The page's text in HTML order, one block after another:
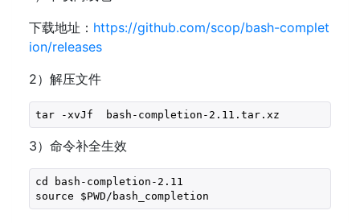
下载地址： https://github.com/scop/bash-complet
ion/releases
2）解压文件
tar -xvJf  bash-completion-2.11.tar.xz
3）命令补全生效
cd bash-completion-2.11
source $PWD/bash_completion